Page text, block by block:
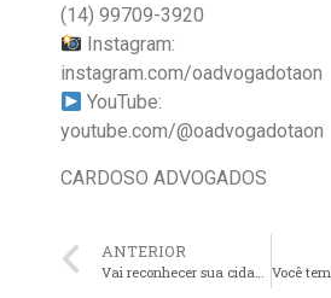
(14) 99709-3920
Instagram:
instagram.com/oadvogadotaon
YouTube:
youtube.com/@oadvogadotaon
CARDOSO ADVOGADOS
ANTERIOR